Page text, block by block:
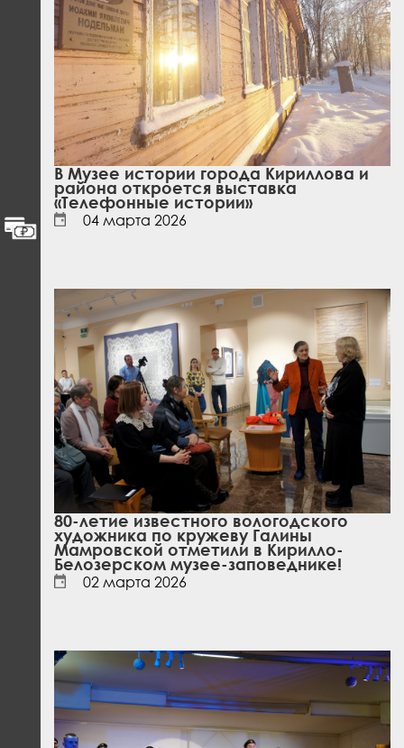
В Музее истории города Кириллова и
района откроется выставка
«Телефонные истории»
04 марта 2026
80-летие известного вологодского
художника по кружеву Галины
Мамровской отметили в Кирилло-
Белозерском музее-заповеднике!
02 марта 2026